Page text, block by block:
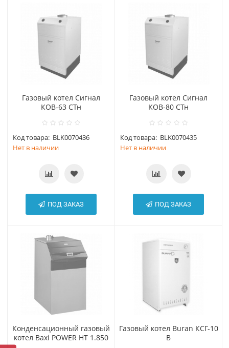
Газовый котел Сигнал
КОВ-63 СТн
Код товара: BLK0070436
Нет в наличии
ПОД ЗАКАЗ
Газовый котел Сигнал
КОВ-80 СТн
Код товара: BLK0070435
Нет в наличии
ПОД ЗАКАЗ
Конденсационный газовый
котел Baxi POWER HT 1.850
Газовый котел Buran КСГ-10
В